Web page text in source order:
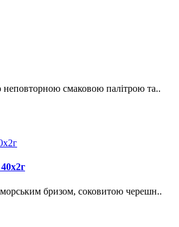
смаковою палітрою та..
бризом, соковитою черешн..